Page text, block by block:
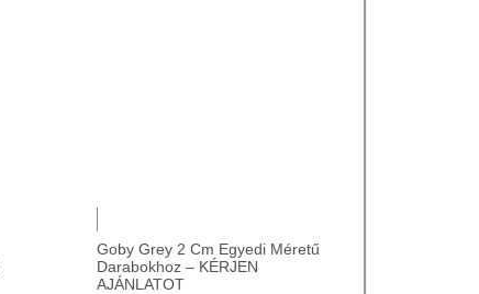
Goby Grey 2 Cm Egyedi Méretű
Darabokhoz – KÉRJEN
AJÁNLATOT